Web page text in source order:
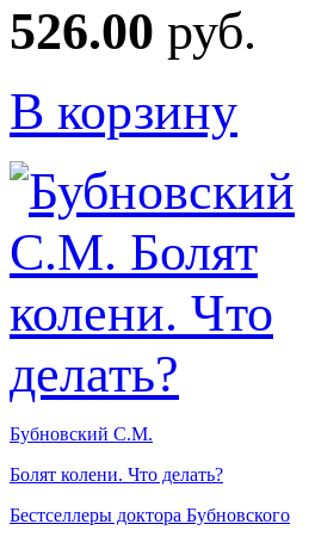
526.00 руб.
В корзину
Бубновский С.М.
Болят колени. Что делать?
Бестселлеры доктора Бубновского